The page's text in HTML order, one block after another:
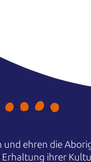
und ehren die
ihrer